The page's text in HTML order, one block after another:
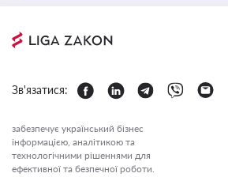
Зв'язатися:
забезпечує український бізнес
інформацією, аналітикою та
технологічними рішеннями для
ефективної та безпечної роботи.